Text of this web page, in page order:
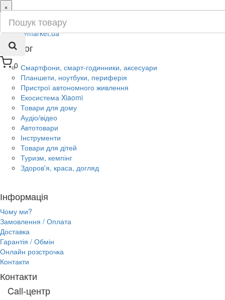
0
×
ru
ua
Каталог
Смартфони, смарт-годинники, аксесуари
Планшети, ноутбуки, периферія
Пристрої автономного живлення
Екосистема Xiaomi
Товари для дому
Аудіо/відео
Автотовари
Інструменти
Товари для дітей
Туризм, кемпінг
Здоров'я, краса, догляд
Інформація
Чому ми?
Замовлення / Оплата
Доставка
Гарантія / Обмін
Онлайн розстрочка
Контакти
Контакти
Call-центр